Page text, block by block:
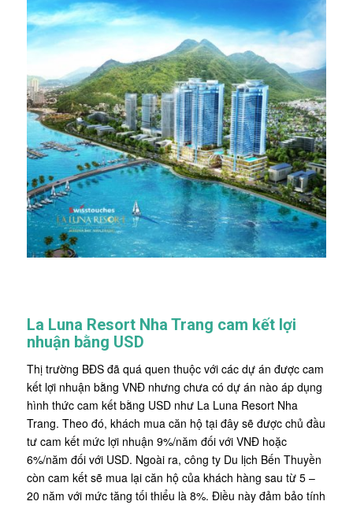
La Luna Resort Nha Trang cam kết lợi
nhuận bằng USD
Thị trường BĐS đã quá quen thuộc với các dự án được cam
kết lợi nhuận bằng VNĐ nhưng chưa có dự án nào áp dụng
hình thức cam kết bằng USD như La Luna Resort Nha
Trang. Theo đó, khách mua căn hộ tại đây sẽ được chủ đầu
tư cam kết mức lợi nhuận 9%/năm đối với VNĐ hoặc
6%/năm đối với USD. Ngoài ra, công ty Du lịch Bến Thuyền
còn cam kết sẽ mua lại căn hộ của khách hàng sau từ 5 –
20 năm với mức tăng tối thiểu là 8%. Điều này đảm bảo tính